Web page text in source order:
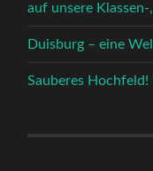
auf unsere
Duisburg – eine
Sauberes